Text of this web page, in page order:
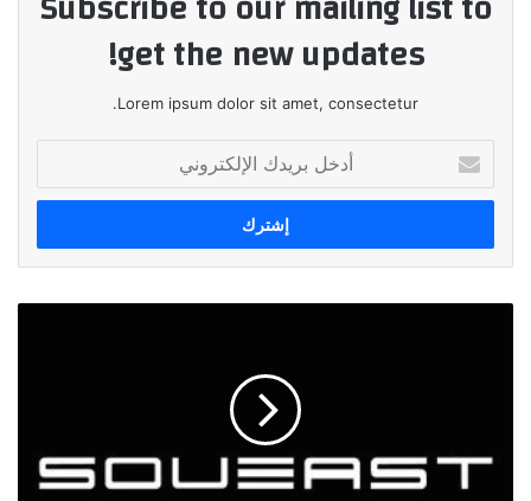
get the new updates!
Lorem ipsum dolor sit amet, consectetur.
بريدك
الإلكتروني
المصري